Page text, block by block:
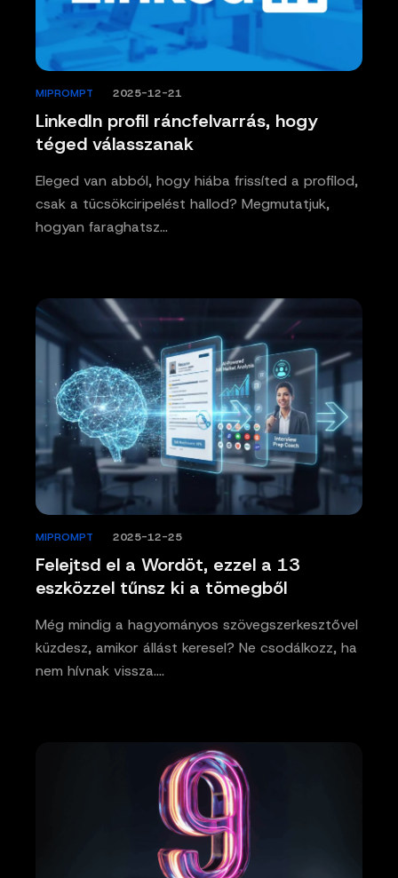
LinkedIn profil ráncfelvarrás, hogy
téged válasszanak
MIPROMPT 2025-12-21
Eleged van abból, hogy hiába frissíted a profilod,
csak a tücsökciripelést hallod? Megmutatjuk,
hogyan faraghatsz…
Felejtsd el a Wordöt, ezzel a 13
eszközzel tűnsz ki a tömegből
MIPROMPT 2025-12-25
Még mindig a hagyományos szövegszerkesztővel
küzdesz, amikor állást keresel? Ne csodálkozz, ha
nem hívnak vissza.…